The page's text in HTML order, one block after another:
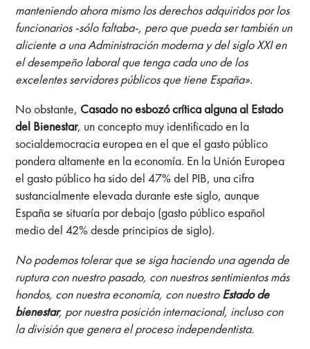
manteniendo ahora mismo los derechos adquiridos por los
funcionarios -sólo faltaba-, pero que pueda ser también un
aliciente a una Administración moderna y del siglo XXI en
el desempeño laboral que tenga cada uno de los
excelentes servidores públicos que tiene España».
No obstante, Casado no esbozó crítica alguna al Estado
del Bienestar, un concepto muy identificado en la
socialdemocracia europea en el que el gasto público
pondera altamente en la economía. En la Unión Europea
el gasto público ha sido del 47% del PIB, una cifra
sustancialmente elevada durante este siglo, aunque
España se situaría por debajo (gasto público español
medio del 42% desde principios de siglo).
No podemos tolerar que se siga haciendo una agenda de
ruptura con nuestro pasado, con nuestros sentimientos más
hondos, con nuestra economía, con nuestroEstado de
bienestar, por nuestra posición internacional, incluso con
la división que genera el proceso independentista.